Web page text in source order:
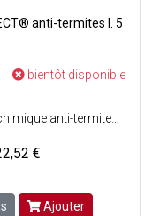
anti-termites l. 5
bientôt disponible
€
Ajouter